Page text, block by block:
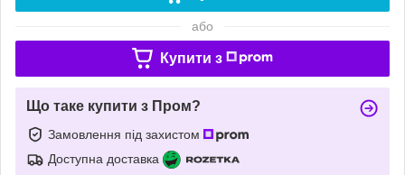
або
Купити з
Що таке купити з Пром?
Замовлення під захистом
Доступна доставка